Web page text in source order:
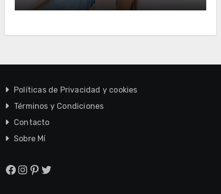
Políticas de Privacidad y cookies
Términos y Condiciones
Contacto
Sobre Mí
Facebook
Instagram
Pinterest
Twitter